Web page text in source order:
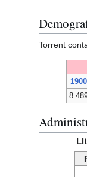
Torrent
1900